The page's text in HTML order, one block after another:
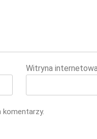
Witryna
komentarzy.